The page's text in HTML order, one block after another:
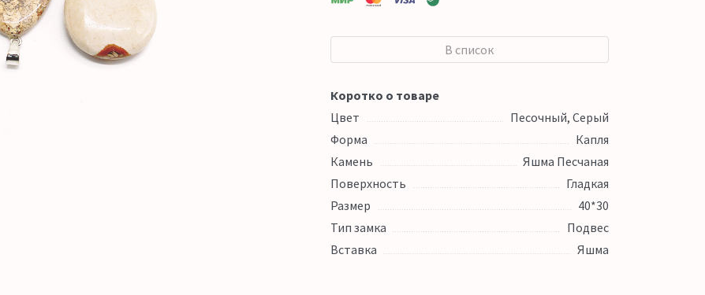
В список
Коротко о товаре
Цвет
Песочный, Серый
Форма
Капля
Камень
Яшма Песчаная
Поверхность
Гладкая
Размер
40*30
Тип замка
Подвес
Вставка
Яшма